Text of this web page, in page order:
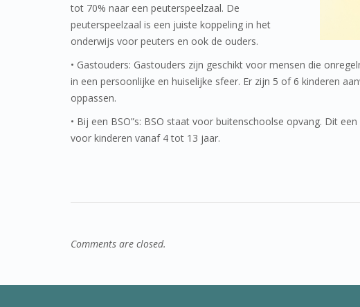
tot 70% naar een peuterspeelzaal. De
peuterspeelzaal is een juiste koppeling in het
onderwijs voor peuters en ook de ouders.
• Gastouders: Gastouders zijn geschikt voor mensen die
in een persoonlijke en huiselijke sfeer. Er zijn 5 of 6 kinderen
oppassen.
• Bij een BSO”s: BSO staat voor buitenschoolse opvang. Dit
voor kinderen vanaf 4 tot 13 jaar.
Comments are closed.